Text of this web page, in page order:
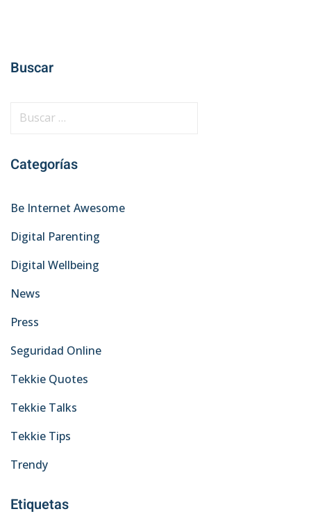
Buscar
c
r
Categorías
Be Internet Awesome
Digital Parenting
Digital Wellbeing
News
Press
Seguridad Online
Tekkie Quotes
Tekkie Talks
Tekkie Tips
Trendy
Etiquetas